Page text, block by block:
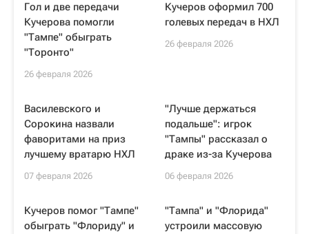
Гол и две передачи
Кучерова помогли
"Тампе" обыграть
"Торонто"
26 февраля 2026
Кучеров оформил 700
голевых передач в НХЛ
26 февраля 2026
Василевского и
Сорокина назвали
фаворитами на приз
лучшему вратарю НХЛ
07 февраля 2026
"Лучше держаться
подальше": игрок
"Тампы" рассказал о
драке из-за Кучерова
06 февраля 2026
Кучеров помог "Тампе"
обыграть "Флориду" и
"Тампа" и "Флорида"
устроили массовую